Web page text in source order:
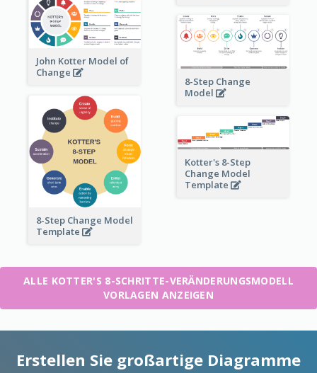
John Kotter Model of
Change
8-Step Change
Model
8-Step Change Model
Template
Kotter's 8-Step
Change Model
Template
ALLE KOTTER'S 8-SCHRITTE-VERÄNDERUNGSMODELL
VORLAGEN ANZEIGEN
Erstellen Sie großartige Diagramme